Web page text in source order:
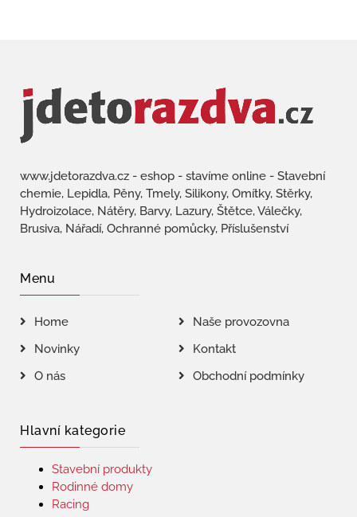
www.jdetorazdva.cz - eshop - stavíme online - Stavební
chemie, Lepidla, Pěny, Tmely, Silikony, Omítky, Stěrky,
Hydroizolace, Nátěry, Barvy, Lazury, Štětce, Válečky,
Brusiva, Nářadí, Ochranné pomůcky, Příslušenství
Menu
Home
Naše provozovna
Novinky
Kontakt
O nás
Obchodní podmínky
Hlavní kategorie
Stavební produkty
Rodinné domy
Racing